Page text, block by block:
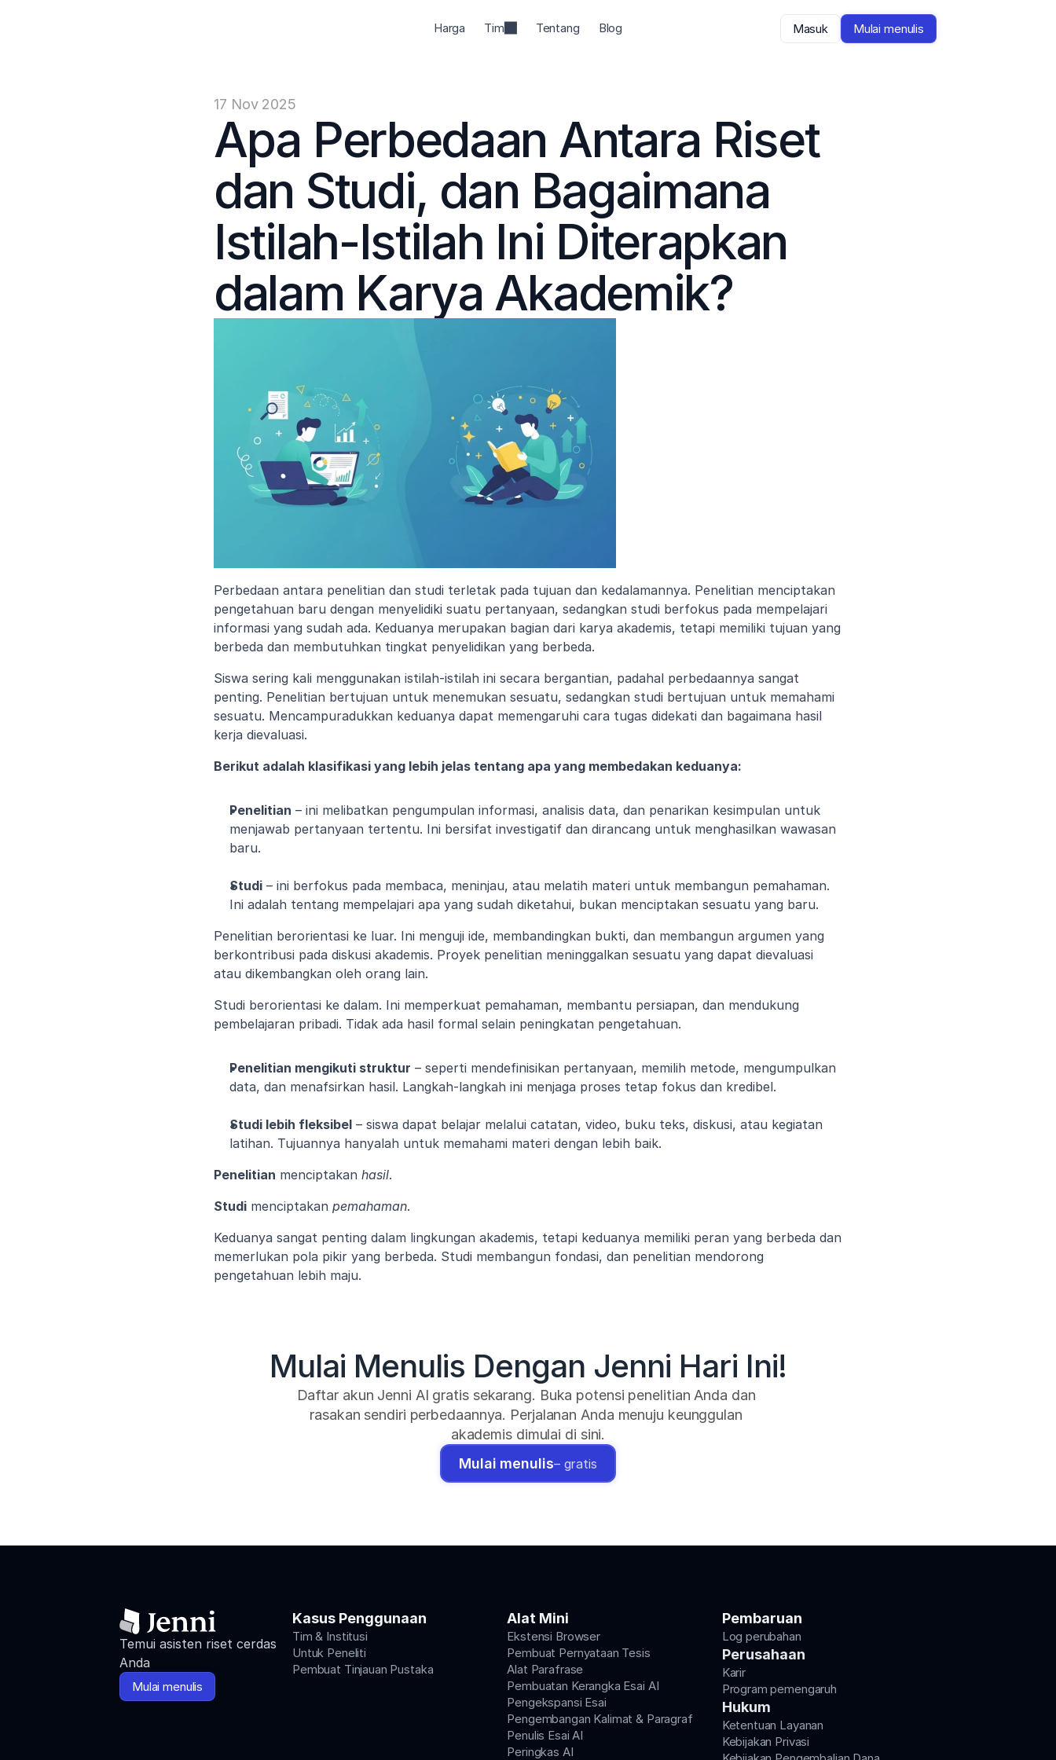
17 Nov 2025
Apa Perbedaan Antara Riset
dan Studi, dan Bagaimana
Istilah-Istilah Ini Diterapkan
dalam Karya Akademik?
Perbedaan antara penelitian dan studi terletak pada tujuan dan kedalamannya. Penelitian menciptakan
pengetahuan baru dengan menyelidiki suatu pertanyaan, sedangkan studi berfokus pada mempelajari
informasi yang sudah ada. Keduanya merupakan bagian dari karya akademis, tetapi memiliki tujuan yang
berbeda dan membutuhkan tingkat penyelidikan yang berbeda.
Siswa sering kali menggunakan istilah-istilah ini secara bergantian, padahal perbedaannya sangat
penting. Penelitian bertujuan untuk menemukan sesuatu, sedangkan studi bertujuan untuk memahami
sesuatu. Mencampuradukkan keduanya dapat memengaruhi cara tugas didekati dan bagaimana hasil
kerja dievaluasi.
Berikut adalah klasifikasi yang lebih jelas tentang apa yang membedakan keduanya:
Penelitian – ini melibatkan pengumpulan informasi, analisis data, dan penarikan kesimpulan untuk
menjawab pertanyaan tertentu. Ini bersifat investigatif dan dirancang untuk menghasilkan wawasan
baru.
Studi – ini berfokus pada membaca, meninjau, atau melatih materi untuk membangun pemahaman.
Ini adalah tentang mempelajari apa yang sudah diketahui, bukan menciptakan sesuatu yang baru.
Penelitian berorientasi ke luar. Ini menguji ide, membandingkan bukti, dan membangun argumen yang
berkontribusi pada diskusi akademis. Proyek penelitian meninggalkan sesuatu yang dapat dievaluasi
atau dikembangkan oleh orang lain.
Studi berorientasi ke dalam. Ini memperkuat pemahaman, membantu persiapan, dan mendukung
pembelajaran pribadi. Tidak ada hasil formal selain peningkatan pengetahuan.
Penelitian mengikuti struktur – seperti mendefinisikan pertanyaan, memilih metode, mengumpulkan
data, dan menafsirkan hasil. Langkah-langkah ini menjaga proses tetap fokus dan kredibel.
Studi lebih fleksibel – siswa dapat belajar melalui catatan, video, buku teks, diskusi, atau kegiatan
latihan. Tujuannya hanyalah untuk memahami materi dengan lebih baik.
Penelitian menciptakan hasil.
Studi menciptakan pemahaman.
Keduanya sangat penting dalam lingkungan akademis, tetapi keduanya memiliki peran yang berbeda dan
memerlukan pola pikir yang berbeda. Studi membangun fondasi, dan penelitian mendorong
pengetahuan lebih maju.
Harga Tim Tentang Blog Masuk Mulai menulis
Mulai Menulis Dengan Jenni Hari Ini!
Daftar akun Jenni AI gratis sekarang. Buka potensi penelitian Anda dan
rasakan sendiri perbedaannya. Perjalanan Anda menuju keunggulan
akademis dimulai di sini.
Mulai menulis– gratis
Temui asisten riset cerdas
Anda
Mulai menulis
Kasus Penggunaan
Tim & Institusi
Untuk Peneliti
Pembuat Tinjauan Pustaka
Alat Mini
Ekstensi Browser
Pembuat Pernyataan Tesis
Alat Parafrase
Pembuatan Kerangka Esai AI
Pengekspansi Esai
Pengembangan Kalimat & Paragraf
Penulis Esai AI
Peringkas AI
Pembaruan
Log perubahan
Perusahaan
Karir
Program pemengaruh
Hukum
Ketentuan Layanan
Kebijakan Privasi